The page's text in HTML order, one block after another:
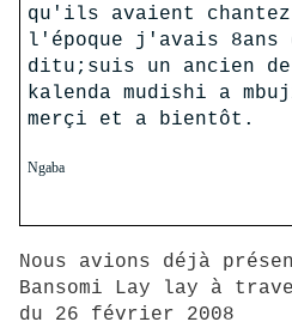
qu'ils avaient chantez
l'époque j'avais 8ans
ditu;suis un ancien
kalenda mudishi a
merçi et a bientôt.
Ngaba
Nous avions déjà
Bansomi Lay lay à
du 26 février 2008